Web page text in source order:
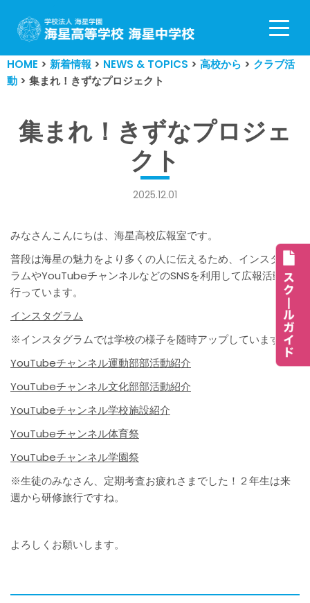
コ
ン
テ
ン
へ
ス
HOME > 新着情報 > NEWS & TOPICS > 高校から > クラブ活
動 > 集まれ！きずなプロジェクト
集まれ！きずなプロジェ
クト
2025.12.01
みなさんこんにちは、海星高校広報室です。
普段は海星の魅力をより多くの人に伝えるため、インスタグ
ラムやYouTubeチャンネルなどのSNSを利用して広報活動を
行っています。
インスタグラム
※インスタグラムでは学校の様子を随時アップしています！
YouTubeチャンネル運動部部活動紹介
YouTubeチャンネル文化部部活動紹介
YouTubeチャンネル学校施設紹介
YouTubeチャンネル体育祭
YouTubeチャンネル学園祭
※生徒のみなさん、定期考査お疲れさまでした！２年生は来
週から研修旅行ですね。
よろしくお願いします。